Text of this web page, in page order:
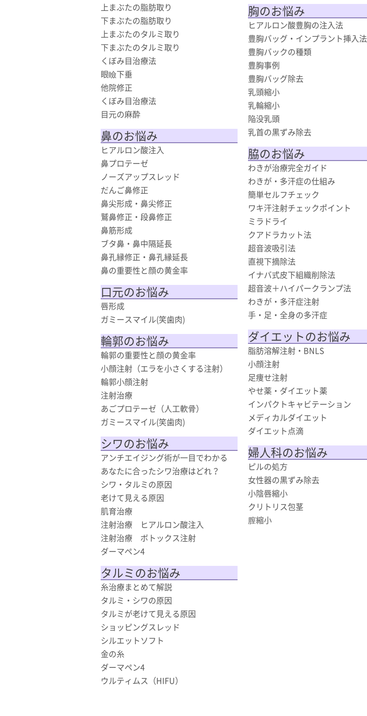
上まぶたの脂肪取り
下まぶたの脂肪取り
上まぶたのタルミ取り
下まぶたのタルミ取り
くぼみ目治療法
眼瞼下垂
他院修正
くぼみ目治療法
目元の麻酔
鼻のお悩み
ヒアルロン酸注入
鼻プロテーゼ
ノーズアップスレッド
だんご鼻修正
鼻尖形成・鼻尖修正
鷲鼻修正・段鼻修正
鼻筋形成
ブタ鼻・鼻中隔延長
鼻孔縁修正・鼻孔縁延長
鼻の重要性と顔の黄金率
口元のお悩み
唇形成
ガミースマイル(笑歯肉)
輪郭のお悩み
輪郭の重要性と顔の黄金率
小顔注射（エラを小さくする注射）
輪郭小顔注射
注射治療
あごプロテーゼ（人工軟骨）
ガミースマイル(笑歯肉)
シワのお悩み
アンチエイジング術が一目でわかる
あなたに合ったシワ治療はどれ？
シワ・タルミの原因
老けて見える原因
肌育治療
注射治療 ヒアルロン酸注入
注射治療 ボトックス注射
ダーマペン4
タルミのお悩み
糸治療まとめて解説
タルミ・シワの原因
タルミが老けて見える原因
ショッピングスレッド
シルエットソフト
金の糸
ダーマペン4
ウルティムス（HIFU）
胸のお悩み
ヒアルロン酸豊胸の注入法
豊胸バッグ・インプラント挿入法
豊胸バックの種類
豊胸事例
豊胸バッグ除去
乳頭縮小
乳輪縮小
陥没乳頭
乳首の黒ずみ除去
脇のお悩み
わきが治療完全ガイド
わきが・多汗症の仕組み
簡単セルフチェック
ワキ汗注射チェックポイント
ミラドライ
クアドラカット法
超音波吸引法
直視下摘除法
イナバ式皮下組織削除法
超音波＋ハイパークランプ法
わきが・多汗症注射
手・足・全身の多汗症
ダイエットのお悩み
脂肪溶解注射・BNLS
小顔注射
足痩せ注射
やせ薬・ダイエット薬
インパクトキャビテーション
メディカルダイエット
ダイエット点滴
婦人科のお悩み
ピルの処方
女性器の黒ずみ除去
小陰唇縮小
クリトリス包茎
膣縮小